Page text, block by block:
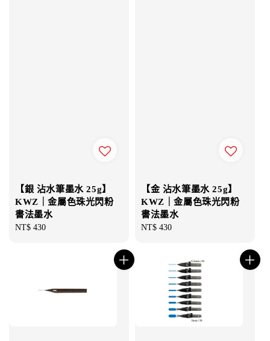
【銀 沾水筆墨水 25g】
KWZ｜金屬色珠光閃粉
書法墨水
Regular
NT$ 430
【金 沾水筆墨水 25g】
KWZ｜金屬色珠光閃粉
書法墨水
Regular
NT$ 430